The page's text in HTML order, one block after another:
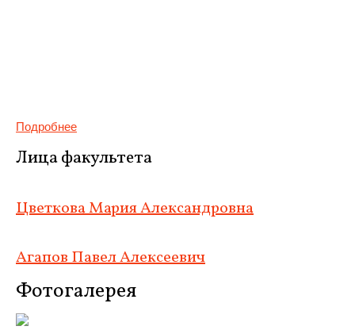
Подробнее
Лица факультета
Цветкова Мария Александровна
Агапов Павел Алексеевич
Фотогалерея